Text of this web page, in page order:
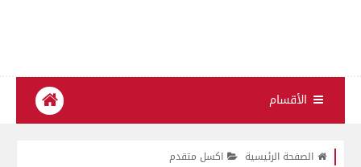
الأقسام
الصفحة الرئيسية اكسل متقدم